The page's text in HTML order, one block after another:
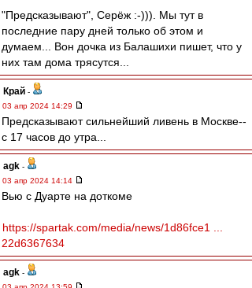
"Предсказывают", Серёж :-))). Мы тут в
последние пару дней только об этом и
думаем... Вон дочка из Балашихи пишет, что у
них там дома трясутся...
Край -
03 апр 2024 14:29
Предсказывают сильнейший ливень в Москве--
с 17 часов до утра...
agk -
03 апр 2024 14:14
Вью с Дуарте на доткоме
https://spartak.com/media/news/1d86fce1 ...
22d6367634
agk -